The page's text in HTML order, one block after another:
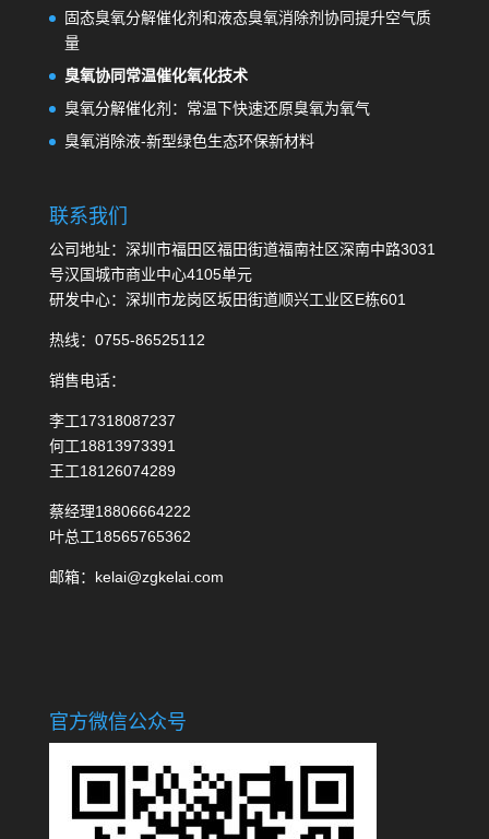
固态臭氧分解催化剂和液态臭氧消除剂协同提升空气质
量
臭氧协同常温催化氧化技术
臭氧分解催化剂：常温下快速还原臭氧为氧气
臭氧消除液-新型绿色生态环保新材料
联系我们
公司地址：深圳市福田区福田街道福南社区深南中路3031
号汉国城市商业中心4105单元
研发中心：深圳市龙岗区坂田街道顺兴工业区E栋601
热线：0755-86525112
销售电话：
李工17318087237
何工18813973391
王工18126074289
蔡经理18806664222
叶总工18565765362
邮箱：kelai@zgkelai.com
官方微信公众号